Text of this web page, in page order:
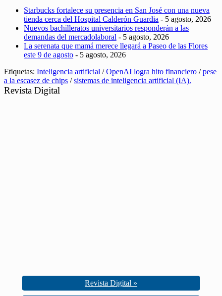
Starbucks fortalece su presencia en San José con una nueva
tienda cerca del Hospital Calderón Guardia - 5 agosto, 2026
Nuevos bachilleratos universitarios responderán a las
demandas del mercadolaboral - 5 agosto, 2026
La serenata que mamá merece llegará a Paseo de las Flores
este 9 de agosto - 5 agosto, 2026
Etiquetas: Inteligencia artificial /OpenAI logra hito financiero /pese
a la escasez de chips /sistemas de inteligencia artificial (IA).
Revista Digital
Revista Digital »